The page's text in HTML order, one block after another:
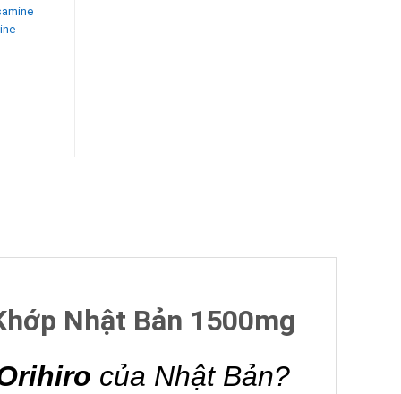
Nhật Bản 1500mg
của Nhật Bản?